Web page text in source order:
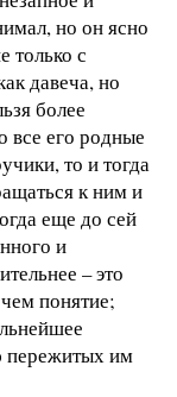
но он ясно
с
давеча, но
более
все его родные
то и тогда
к ним и
еще до сей
и
– это
понятие;
пережитых им